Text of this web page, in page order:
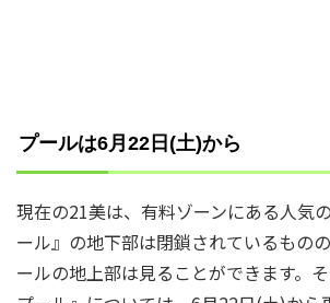
プールは6月22日(土)から
現在の21美は、有料ゾーンにある人気
ール』の地下部は閉鎖されているもの
ールの地上部は見ることができます。